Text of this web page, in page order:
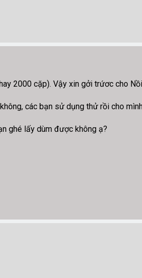
2000 cặp). Vậy xin gởi trứơc cho
các bạn sử dụng thử rồi cho
ghé lấy dùm được không ạ?